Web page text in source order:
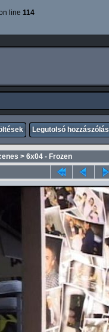
line 114
Legutolsó hozzászólás
> 6x04 - Frozen